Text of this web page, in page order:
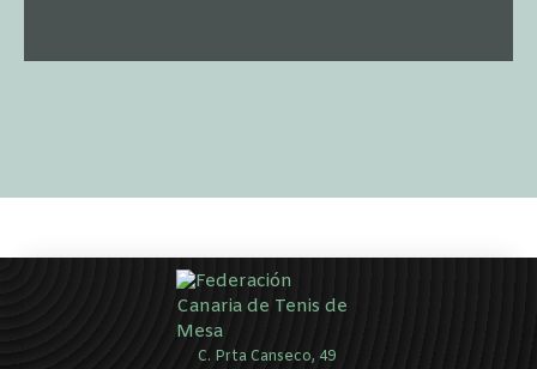
C. Prta Canseco, 49